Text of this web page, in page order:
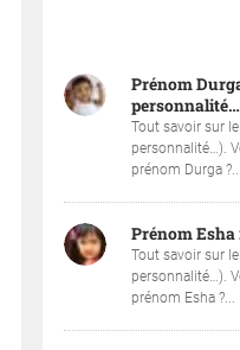
Prénom
personnalité…
Tout savoir sur
personnalité…).
prénom Durga ?...
Prénom
Tout savoir sur
personnalité…).
prénom Esha ?...